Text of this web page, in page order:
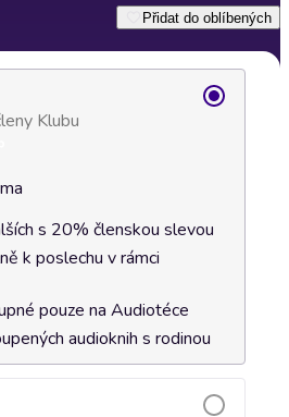
Přidat do oblíbených
Klubu
s 20% členskou slevou
k poslechu v rámci
pouze na Audiotéce
audioknih s rodinou